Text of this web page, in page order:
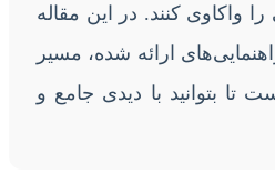
واکاوی کنند. در این مقاله
ارائه شده، مسیر
بتوانید با دیدی جامع و